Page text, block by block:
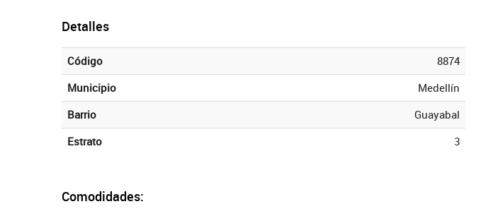
Detalles
Código
8874
Municipio
Medellín
Barrio
Guayabal
Estrato
3
Comodidades: